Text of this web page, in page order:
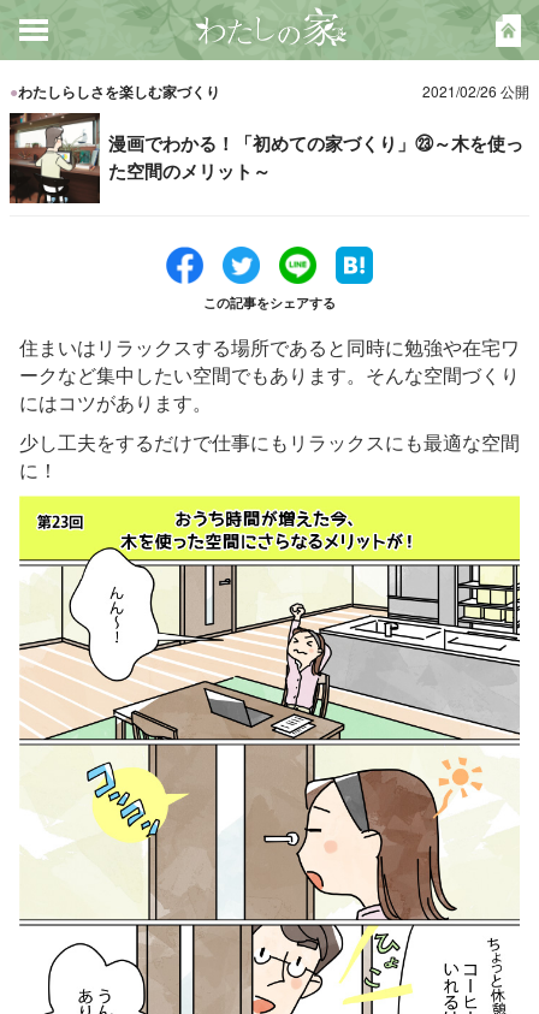
●わたしらしさを楽しむ家づくり 2021/02/26 公開
漫画でわかる！「初めての家づくり」㉓～木を使っ
た空間のメリット～
この記事をシェアする
住まいはリラックスする場所であると同時に勉強や在宅ワ
ークなど集中したい空間でもあります。そんな空間づくり
にはコツがあります。
少し工夫をするだけで仕事にもリラックスにも最適な空間
に！